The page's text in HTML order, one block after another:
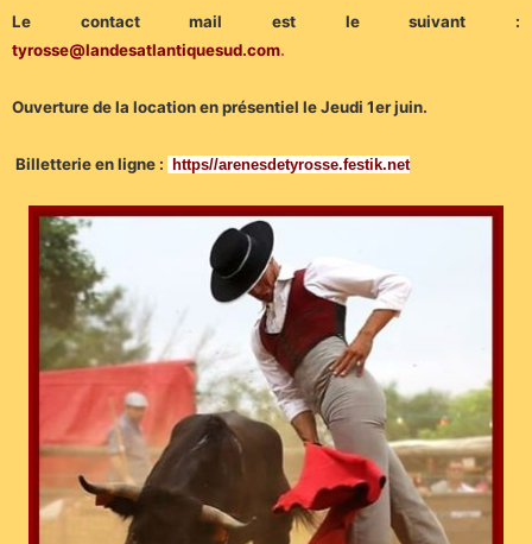
Le contact mail est le suivant :
tyrosse@landesatlantiquesud.com.
Ouverture de la location en présentiel le Jeudi 1er juin.
Billetterie en ligne : https//arenesdetyrosse.festik.net